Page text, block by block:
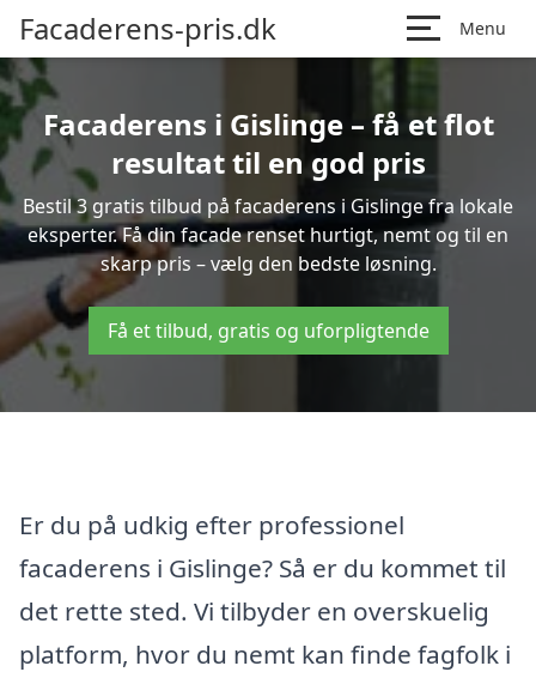
Facaderens-pris.dk Menu
Facaderens i Gislinge – få et flot
resultat til en god pris
Bestil 3 gratis tilbud på facaderens i Gislinge fra lokale
eksperter. Få din facade renset hurtigt, nemt og til en
skarp pris – vælg den bedste løsning.
Få et tilbud, gratis og uforpligtende
Er du på udkig efter professionel
facaderens i Gislinge? Så er du kommet til
det rette sted. Vi tilbyder en overskuelig
platform, hvor du nemt kan finde fagfolk i